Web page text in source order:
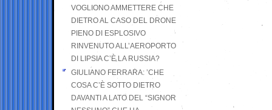
VOGLIONO AMMETTERE CHE
DIETRO AL CASO DEL DRONE
PIENO DI ESPLOSIVO
RINVENUTO ALL’AEROPORTO
DI LIPSIA C’È LA RUSSIA?
GIULIANO FERRARA: ’CHE
COSA C’È SOTTO DIETRO
DAVANTI A LATO DEL “SIGNOR